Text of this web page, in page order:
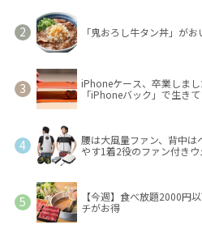
「鬼おろし牛タン丼」が
iPhoneケース、卒業しま
「iPhoneバック」で生きて
腰は大風量ファン、背中
やす1着2役のファン付き
【今週】食べ放題2000円
チがお得